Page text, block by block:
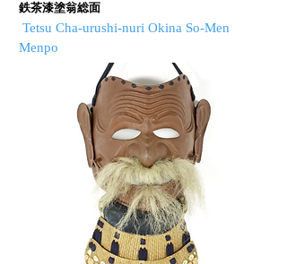
鉄茶漆塗翁総面
Tetsu Cha-urushi-nuri Okina So-Men
Menpo